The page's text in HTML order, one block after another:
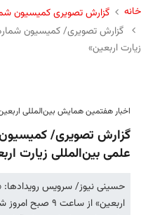
خانه
گزارش تصویری کمیسیون
گزارش تصویری/ کمیسیون
زیارت اربعین»
اخبار هفتمین همایش بین‌المللی اربعین
گزارش تصویری/
علمی بین‌المللی زیارت
حسینی نیوز/ سرویس رویدادها: